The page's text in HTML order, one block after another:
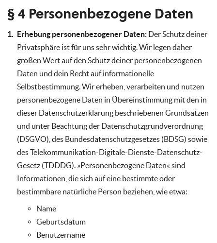
§ 4 Personenbezogene Daten
Erhebung personenbezogener Daten: Der Schutz deiner
Privatsphäre ist für uns sehr wichtig. Wir legen daher
großen Wert auf den Schutz deiner personenbezogenen
Daten und dein Recht auf informationelle
Selbstbestimmung. Wir erheben, verarbeiten und nutzen
personenbezogene Daten in Übereinstimmung mit den in
dieser Datenschutzerklärung beschriebenen Grundsätzen
und unter Beachtung der Datenschutzgrundverordnung
(DSGVO), des Bundesdatenschutzgesetzes (BDSG) sowie
des Telekommunikation-Digitale-Dienste-Datenschutz-
Gesetz (TDDDG). »Personenbezogene Daten« sind
Informationen, die sich auf eine bestimmte oder
bestimmbare natürliche Person beziehen, wie etwa:
Name
Geburtsdatum
Benutzername